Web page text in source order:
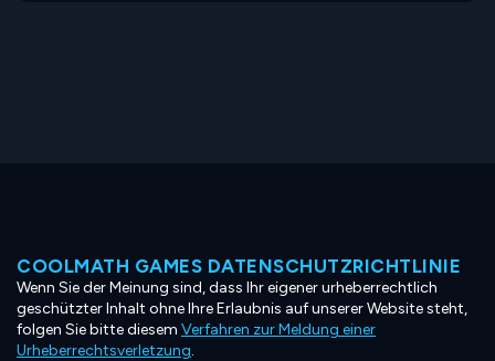
COOLMATH GAMES DATENSCHUTZRICHTLINIE
Wenn Sie der Meinung sind, dass Ihr eigener urheberrechtlich
geschützter Inhalt ohne Ihre Erlaubnis auf unserer Website steht,
folgen Sie bitte diesem Verfahren zur Meldung einer
Urheberrechtsverletzung.